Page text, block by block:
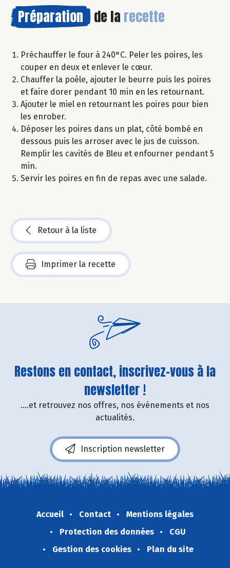
Préparation de la recette
Préchauffer le four à 240°C. Peler les poires, les
couper en deux et enlever le cœur.
Chauffer la poêle, ajouter le beurre puis les poires
et faire dorer pendant 10 min en les retournant.
Ajouter le miel en retournant les poires pour bien
les enrober.
Déposer les poires dans un plat, côté bombé en
dessous puis les arroser avec le jus de cuisson.
Remplir les cavités de Bleu et enfourner pendant 5
min.
Servir les poires en fin de repas avec une salade.
Retour à la liste
Imprimer la recette
Restons en contact, inscrivez-vous à la
newsletter !
....et retrouvez nos offres, nos événements et nos
actualités.
Inscription newsletter
Accueil Contact
Mentions légales
Protection des données
CGU
Gestion des cookies
Plan du site